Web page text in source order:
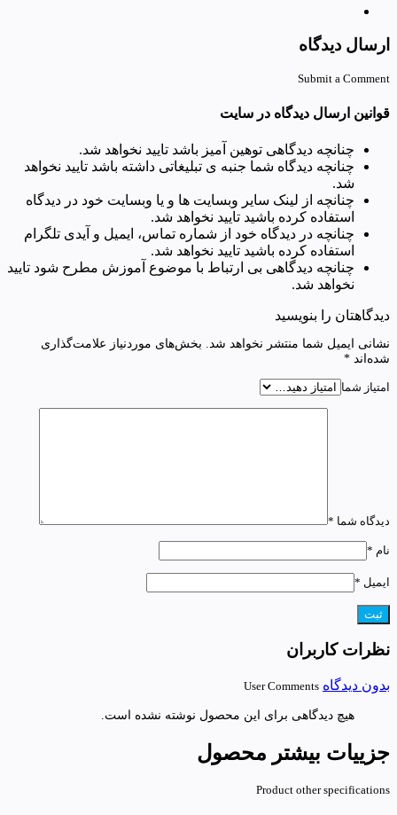
ارسال دیدگاه
Submit a Comment
قوانین ارسال دیدگاه در سایت
چنانچه دیدگاهی توهین آمیز باشد تایید نخواهد شد.
چنانچه دیدگاه شما جنبه ی تبلیغاتی داشته باشد تایید نخواهد
شد.
چنانچه از لینک سایر وبسایت ها و یا وبسایت خود در دیدگاه
استفاده کرده باشید تایید نخواهد شد.
چنانچه در دیدگاه خود از شماره تماس، ایمیل و آیدی تلگرام
استفاده کرده باشید تایید نخواهد شد.
چنانچه دیدگاهی بی ارتباط با موضوع آموزش مطرح شود تایید
نخواهد شد.
دیدگاهتان را بنویسید
نشانی ایمیل شما منتشر نخواهد شد.
بخش‌های موردنیاز علامت‌گذاری
شده‌اند *
امتیاز شما
دیدگاه شما *
نام *
ایمیل *
نظرات کاربران
بدون دیدگاه User Comments
هیچ دیدگاهی برای این محصول نوشته نشده است.
جزییات بیشتر محصول
Product other specifications